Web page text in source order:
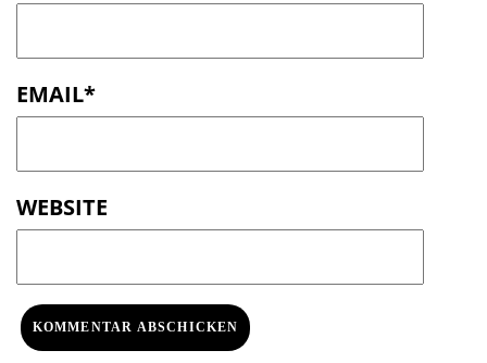
EMAIL*
WEBSITE